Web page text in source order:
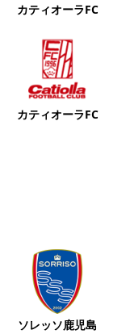
カティオーラFC
カティオーラFC
ソレッソ鹿児島